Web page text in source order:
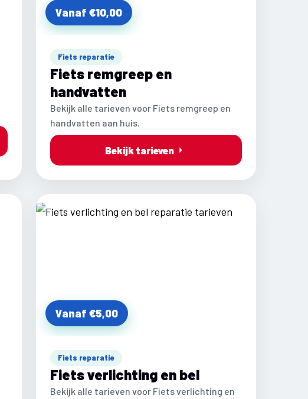
Vanaf €10,00
Fiets reparatie
Fiets remgreep en
handvatten
Bekijk alle tarieven voor Fiets remgreep en
handvatten aan huis.
Bekijk tarieven
Vanaf €5,00
Fiets reparatie
Fiets verlichting en bel
Bekijk alle tarieven voor Fiets verlichting en